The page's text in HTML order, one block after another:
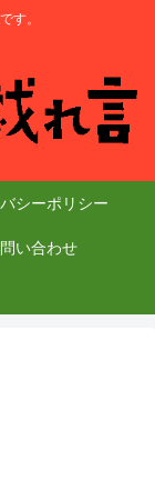
す。
シーポリシー
い合わせ